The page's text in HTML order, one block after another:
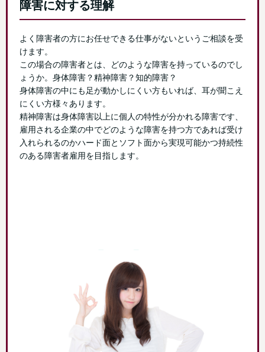
障害に対する理解
よく障害者の方にお任せできる仕事がないというご相談を受
けます。
この場合の障害者とは、どのような障害を持っているのでし
ょうか。身体障害？精神障害？知的障害？
身体障害の中にも足が動かしにくい方もいれば、耳が聞こえ
にくい方様々あります。
精神障害は身体障害以上に個人の特性が分かれる障害です、
雇用される企業の中でどのような障害を持つ方であれば受け
入れられるのかハード面とソフト面から実現可能かつ持続性
のある障害者雇用を目指します。